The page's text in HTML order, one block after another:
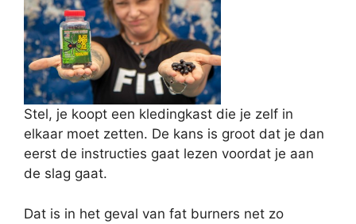
Stel, je koopt een kledingkast die je zelf in
elkaar moet zetten. De kans is groot dat je dan
eerst de instructies gaat lezen voordat je aan
de slag gaat.
Dat is in het geval van fat burners net zo